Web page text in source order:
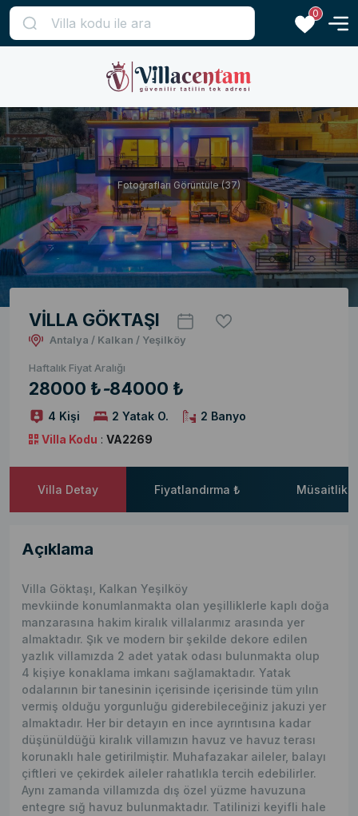
0
Fotoğrafları Görüntüle (37)
VİLLA GÖKTAŞI
Antalya / Kalkan / Yeşilköy
Haftalık Fiyat Aralığı
28000 ₺-84000 ₺
4 Kişi 2 Yatak O.
2 Banyo
Villa Kodu : VA2269
Villa Detay Fiyatlandırma ₺ Müsaitlik
Açıklama
Villa Göktaşı, Kalkan Yeşilköy
mevkiinde konumlanmakta olan yeşilliklerle kaplı doğa
manzarasına hakim kiralık villalarımız arasında yer
almaktadır. Şık ve modern bir şekilde dekore edilen
yazlık villamızda 2 adet yatak odası bulunmakta olup
4 kişiye konaklama imkanı sağlamaktadır. Yatak
odalarının bir tanesinin içerisinde içerisinde tüm yılın
vermiş olduğu yorgunluğu giderebileceğiniz jakuzi yer
almaktadır. Her bir detayın en ince ayrıntısına kadar
düşünüldüğü kiralık villamızın havuz ve havuz terası
korunaklı hale getirilmiştir. Muhafazakar aileler, balayı
çiftleri ve çekirdek aileler rahatlıkla tercih edebilirler.
Aynı zamanda villamızda dış özel yüzme havuzuna
entegre sığ havuz bulunmaktadır. Tatilinizi keyifli hale